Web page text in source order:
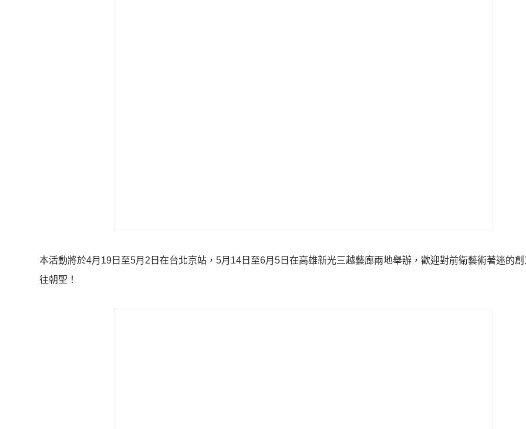
本活動將於4月19日至5月2日在台北京站，5月14日至6月5日在高雄新光三越藝廊兩地舉辦，歡迎對前衛藝術著迷的
往朝聖！